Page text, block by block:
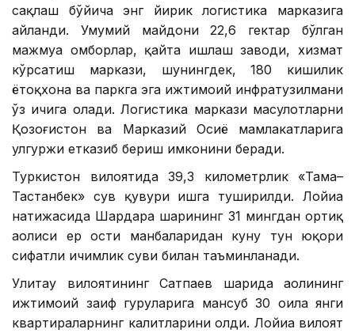
сақлаш бўйича энг йирик логистика марказига
айланди. Умумий майдони 22,6 гектар бўлган
мажмуа омборлар, қайта ишлаш заводи, хизмат
кўрсатиш маркази, шунингдек, 180 кишилик
ётоқхона ва паркга эга ижтимоий инфратузилмани
ўз ичига олади. Логистика маркази маҳсулотларни
Қозоғистон ва Марказий Осиё мамлакатларига
улгуржи етказиб бериш имконини беради.
Туркистон вилоятида 39,3 километрлик «Тама–
Тастанбек» сув қувури ишга туширилди. Лойиҳа
натижасида Шардара шаҳрининг 31 мингдан ортиқ
аҳолиси ер ости манбаларидан куну тун юқори
сифатли ичимлик суви билан таъминланади.
Улитау вилоятининг Сатпаев шаҳрида аҳолининг
ижтимоий заиф гуруҳларига мансуб 30 оила янги
квартираларнинг калитларини олди. Лойиҳа вилоят